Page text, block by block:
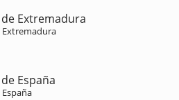
Extremadura
España